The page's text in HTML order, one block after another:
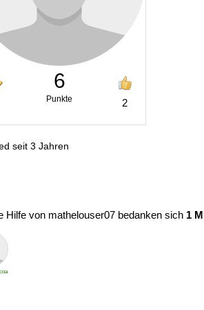
6
Punkte 2
seit 3 Jahren
Hilfe von mathelouser07 bedanken sich 1